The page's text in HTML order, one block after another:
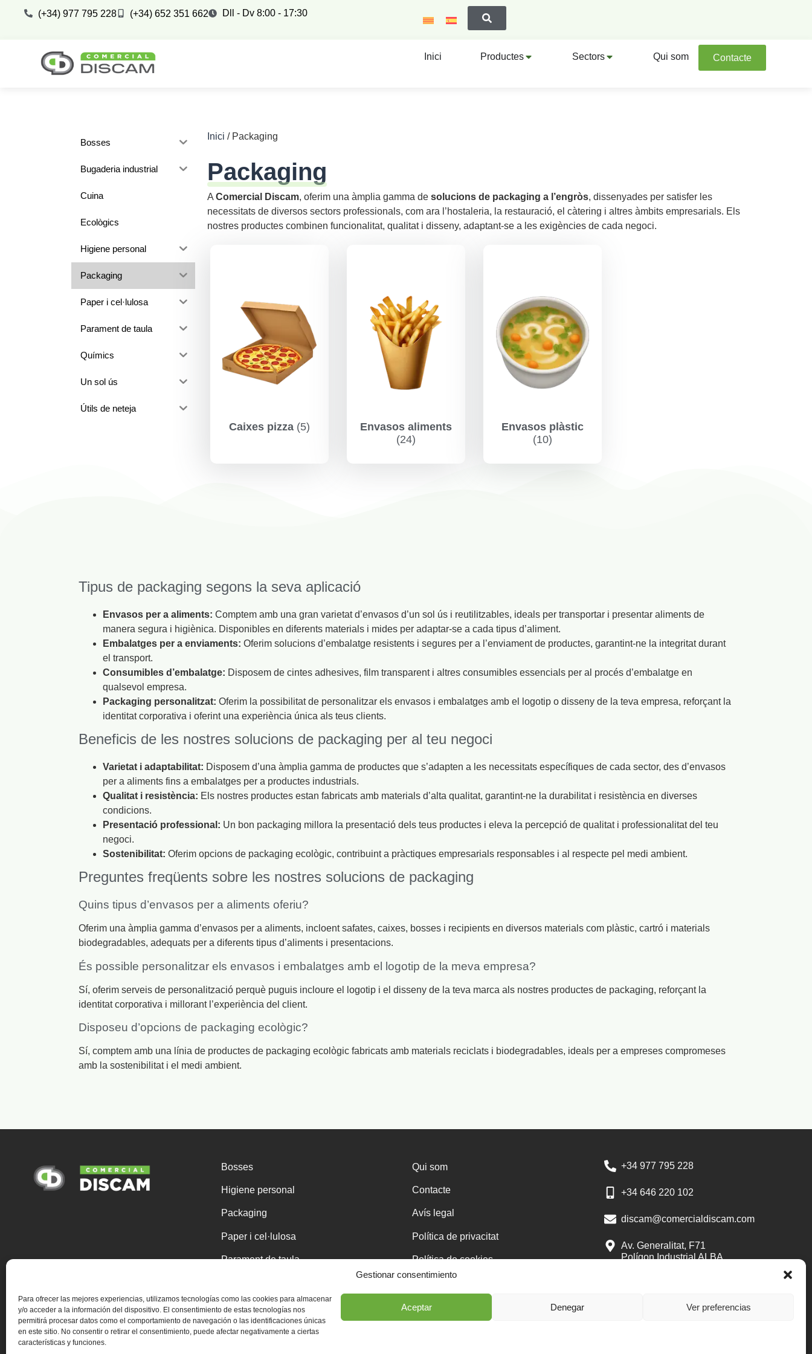
Gestionar consentimiento
Para ofrecer las mejores experiencias, utilizamos tecnologías como las cookies para almacenar
y/o acceder a la información del dispositivo. El consentimiento de estas tecnologías nos
permitirá procesar datos como el comportamiento de navegación o las identificaciones únicas
en este sitio. No consentir o retirar el consentimiento, puede afectar negativamente a ciertas
características y funciones.
Aceptar Denegar Ver preferencias
(+34) 977 795 228 (+34) 652 351 662 Dll - Dv 8:00 - 17:30
Inici Productes Sectors Qui som Contacte
Bosses
Bugaderia industrial
Cuina
Ecològics
Higiene personal
Packaging
Paper i cel·lulosa
Parament de taula
Químics
Un sol ús
Útils de neteja
Inici / Packaging
Packaging
AComercial Discam, oferim una àmplia gamma desolucions de packaging a l’engròs, dissenyades per satisfer les
necessitats de diversos sectors professionals, com ara l’hostaleria, la restauració, el càtering i altres àmbits empresarials. Els
nostres productes combinen funcionalitat, qualitat i disseny, adaptant-se a les exigències de cada negoci.
Caixes pizza (5)
Envasos aliments
(24)
Envasos plàstic
(10)
Tipus de packaging segons la seva aplicació
Envasos per a aliments: Comptem amb una gran varietat d’envasos d’un sol ús i reutilitzables, ideals per transportar i presentar aliments de
manera segura i higiènica. Disponibles en diferents materials i mides per adaptar-se a cada tipus d’aliment.
Embalatges per a enviaments: Oferim solucions d’embalatge resistents i segures per a l’enviament de productes, garantint-ne la integritat durant
el transport.
Consumibles d’embalatge: Disposem de cintes adhesives, film transparent i altres consumibles essencials per al procés d’embalatge en
qualsevol empresa.
Packaging personalitzat: Oferim la possibilitat de personalitzar els envasos i embalatges amb el logotip o disseny de la teva empresa, reforçant la
identitat corporativa i oferint una experiència única als teus clients.
Beneficis de les nostres solucions de packaging per al teu negoci
Varietat i adaptabilitat: Disposem d’una àmplia gamma de productes que s’adapten a les necessitats específiques de cada sector, des d’envasos
per a aliments fins a embalatges per a productes industrials.
Qualitat i resistència: Els nostres productes estan fabricats amb materials d’alta qualitat, garantint-ne la durabilitat i resistència en diverses
condicions.
Presentació professional: Un bon packaging millora la presentació dels teus productes i eleva la percepció de qualitat i professionalitat del teu
negoci.
Sostenibilitat: Oferim opcions de packaging ecològic, contribuint a pràctiques empresarials responsables i al respecte pel medi ambient.
Preguntes freqüents sobre les nostres solucions de packaging
Quins tipus d’envasos per a aliments oferiu?
Oferim una àmplia gamma d’envasos per a aliments, incloent safates, caixes, bosses i recipients en diversos materials com plàstic, cartró i materials
biodegradables, adequats per a diferents tipus d’aliments i presentacions.
És possible personalitzar els envasos i embalatges amb el logotip de la meva empresa?
Sí, oferim serveis de personalització perquè puguis incloure el logotip i el disseny de la teva marca als nostres productes de packaging, reforçant la
identitat corporativa i millorant l’experiència del client.
Disposeu d’opcions de packaging ecològic?
Sí, comptem amb una línia de productes de packaging ecològic fabricats amb materials reciclats i biodegradables, ideals per a empreses compromeses
amb la sostenibilitat i el medi ambient.
Bosses
Higiene personal
Packaging
Paper i cel·lulosa
Parament de taula
Un sol ús
Útils de neteja
Qui som
Contacte
Avís legal
Política de privacitat
Política de cookies
+34 977 795 228
+34 646 220 102
discam@comercialdiscam.com
Av. Generalitat, F71
Polígon Industrial ALBA